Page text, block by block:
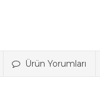
Ürün Yorumları